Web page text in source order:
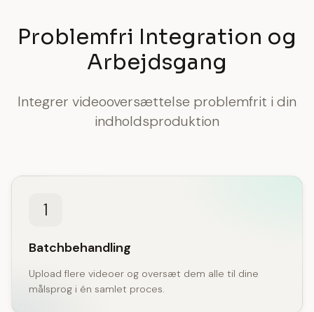
Problemfri Integration og
Arbejdsgang
Integrer videooversættelse problemfrit i din
indholdsproduktion
1
Batchbehandling
Upload flere videoer og oversæt dem alle til dine
målsprog i én samlet proces.